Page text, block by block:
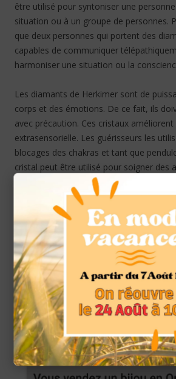
être utilisé pour syntoniser une
situation ou à un groupe de personnes.
que deux personnes qui portent des
capables de communiquer
harmoniser une situation ou la
Les diamants de Herkimer sont de
corps et des émotions. De ce fait, ils
avec précaution. Ces cristaux
extrasensorielle. Les guérisseurs les
blocages des chakras et tant que
cristal peut être utilisé pour soigner des
les toxines du corps. Lorsqu’ils sont
connecter le corps physique avec le
aider à se souvenir des rêves.
nuit, ses puissantes propriétés peuvent
paraisse aussi réel que s’il avait été
améthyste utilisée avec un diamant
son énergie.